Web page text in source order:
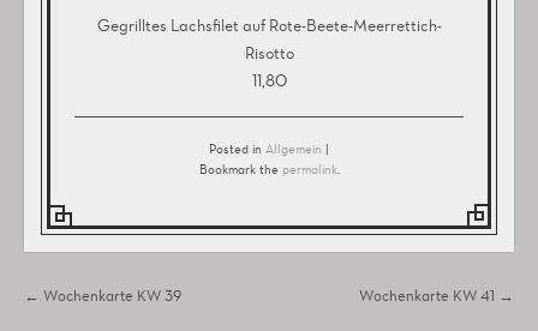
Gegrilltes Lachsfilet auf Rote-Beete-Meerrettich-
Risotto
11,80
Posted in Allgemein |
Bookmark the permalink
Post navigation
← Wochenkarte KW 39 Wochenkarte KW 41 →